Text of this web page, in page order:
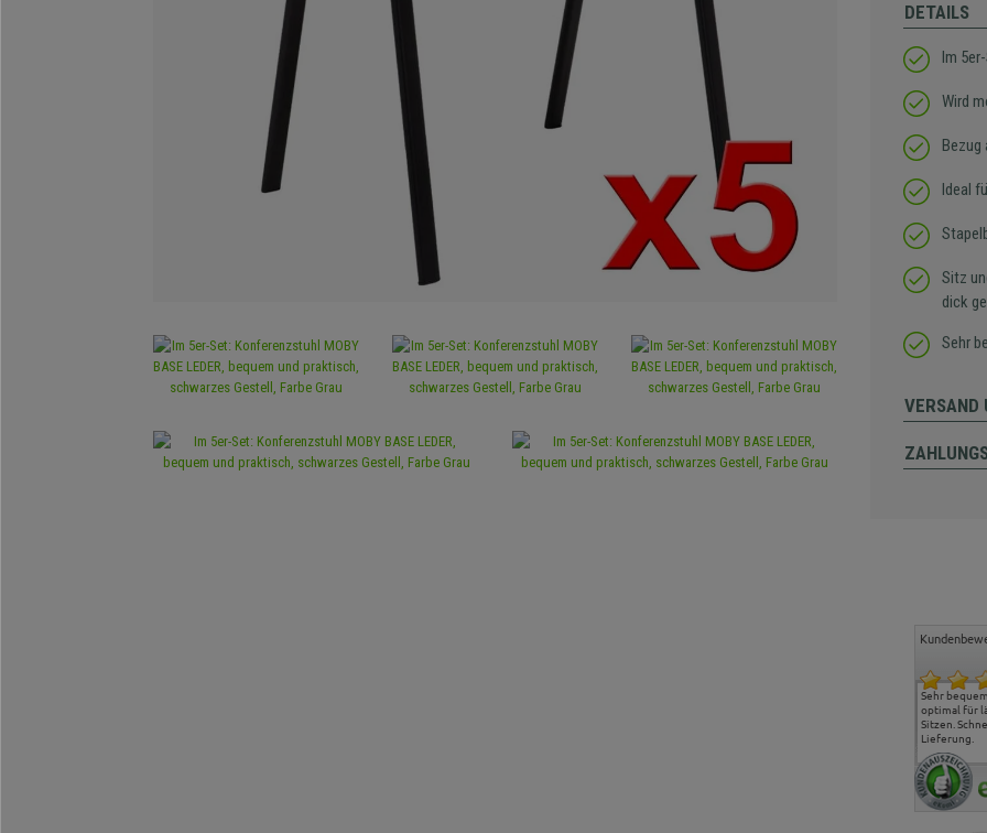
DETAILS
Im
Wird
Ideal
Sitz
dick
Sehr
VERSAND
Sehr
optimal für
Sitzen.
Lieferung.